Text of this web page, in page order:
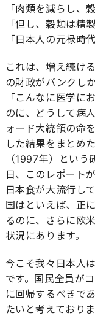
「肉類を減らし、
「但し、穀類は精
「日本人の元禄時
これは、増え続け
の財政がパンクし
「こんなに医学に
のに、どうして病
ォード大統領の命
した結果をまとめ
（1997年）とい
日、このレポート
日本食が大流行し
国はといえば、正
るのに、さらに欧
状況にあります。
今こそ我々日本人
です。国民全員が
に回帰するべきで
たいと考えておりま